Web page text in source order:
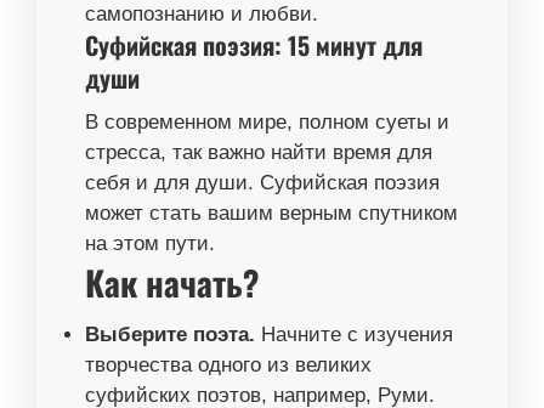
самопознанию и любви.
Суфийская поэзия: 15 минут для
души
В современном мире, полном суеты и
стресса, так важно найти время для
себя и для души. Суфийская поэзия
может стать вашим верным спутником
на этом пути.
Как начать?
Выберите поэта. Начните с изучения
творчества одного из великих
суфийских поэтов, например, Руми.